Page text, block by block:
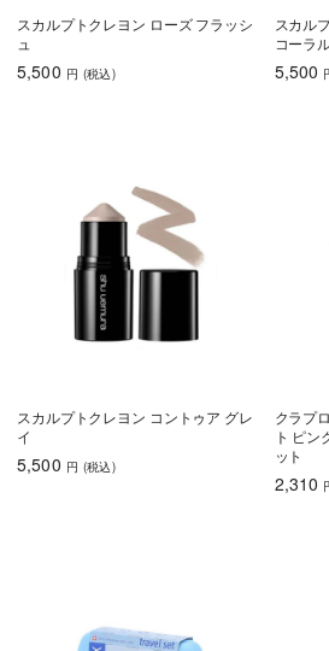
スカルプトクレヨン ローズ フラッシ
ュ
5,500 円 (税込)
スカル
コーラ
5,500
スカルプトクレヨン コントゥア グレ
イ
5,500 円 (税込)
クラプ
ト ピ
ット
2,310